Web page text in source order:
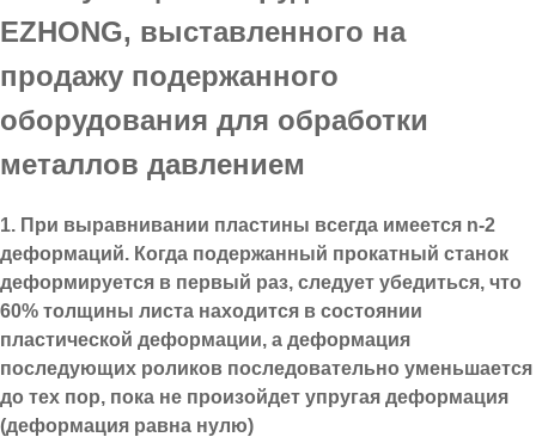
EZHONG, выставленного на
продажу подержанного
оборудования для обработки
металлов давлением
1. При выравнивании пластины всегда имеется n-2
деформаций. Когда подержанный прокатный станок
деформируется в первый раз, следует убедиться, что
60% толщины листа находится в состоянии
пластической деформации, а деформация
последующих роликов последовательно уменьшается
до тех пор, пока не произойдет упругая деформация
(деформация равна нулю)